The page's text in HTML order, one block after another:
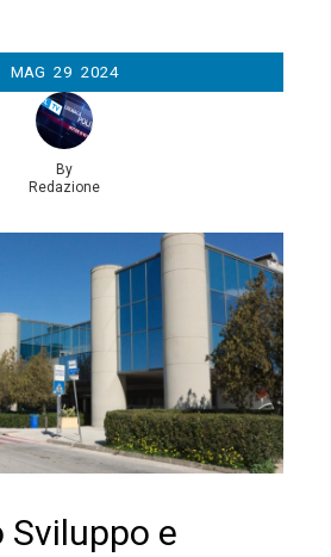
MAG 29 2024
By
Redazione
Sviluppo e